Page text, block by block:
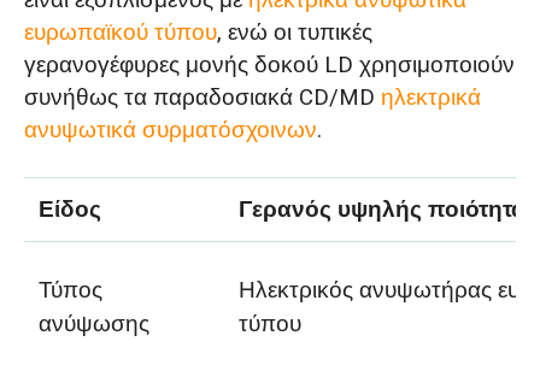
ευρωπαϊκού τύπου, ενώ οι τυπικές
γερανογέφυρες μονής δοκού LD χρησιμοποιούν
συνήθως τα παραδοσιακά CD/MD ηλεκτρικά
ανυψωτικά συρματόσχοινων.
Είδος Γερανός υψηλής
Τύπος
ανύψωσης
Ηλεκτρικός ανυψωτήρας
τύπου